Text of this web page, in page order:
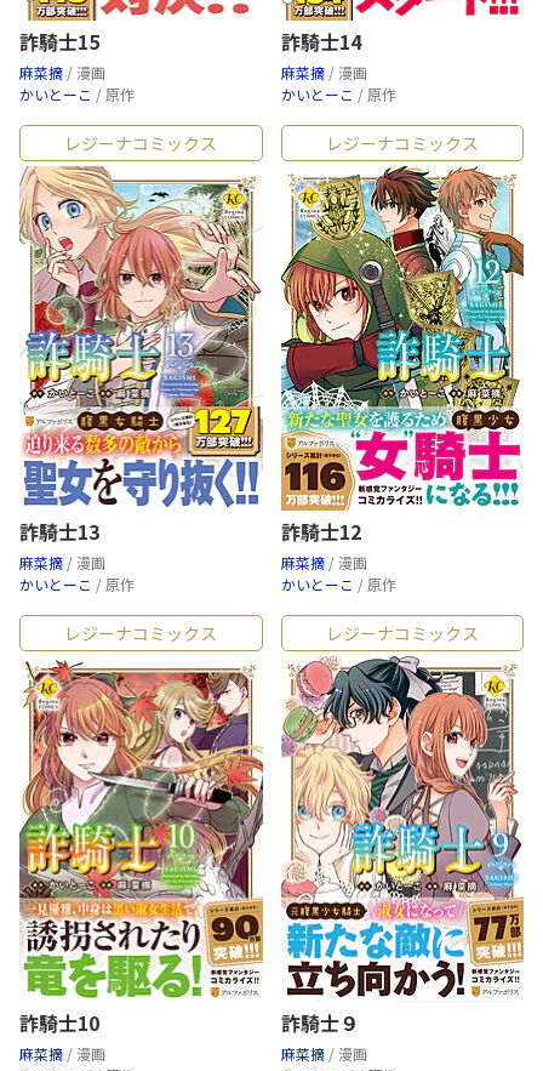
詐騎士15
麻菜摘 / 漫画
かいとーこ / 原作
詐騎士14
麻菜摘 / 漫画
かいとーこ / 原作
レジーナコミックス
詐騎士13
麻菜摘 / 漫画
かいとーこ / 原作
レジーナコミックス
詐騎士12
麻菜摘 / 漫画
かいとーこ / 原作
レジーナコミックス
詐騎士10
麻菜摘 / 漫画
レジーナコミックス
詐騎士９
麻菜摘 / 漫画